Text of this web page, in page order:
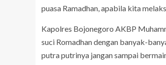
puasa Ramadhan, apabila kita
Kapolres Bojonegoro AKBP
suci Romadhan dengan banyak-
putra putrinya jangan sampai